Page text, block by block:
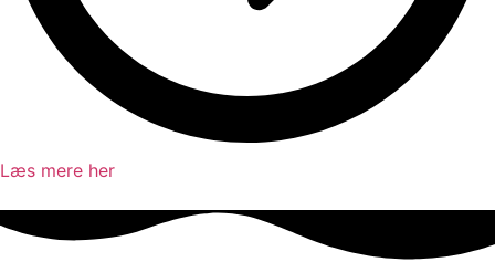
Læs mere her